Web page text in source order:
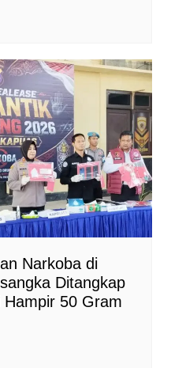
Narkoba di
Ditangkap
50 Gram